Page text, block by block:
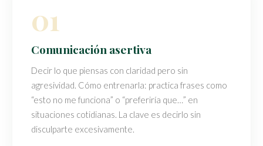
01
Comunicación asertiva
Decir lo que piensas con claridad pero sin
agresividad. Cómo entrenarla: practica frases como
“esto no me funciona” o “preferiría que…” en
situaciones cotidianas. La clave es decirlo sin
disculparte excesivamente.